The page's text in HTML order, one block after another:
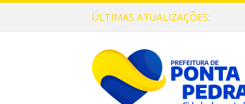
ÚLTIMAS ATUALIZAÇÕES: